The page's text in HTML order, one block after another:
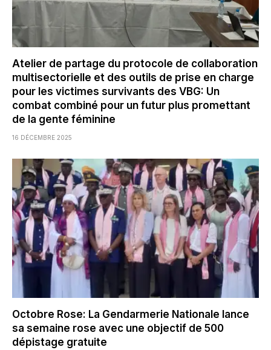
Atelier de partage du protocole de collaboration
multisectorielle et des outils de prise en charge
pour les victimes survivants des VBG: Un
combat combiné pour un futur plus promettant
de la gente féminine
16 DÉCEMBRE 2025
Octobre Rose: La Gendarmerie Nationale lance
sa semaine rose avec une objectif de 500
dépistage gratuite